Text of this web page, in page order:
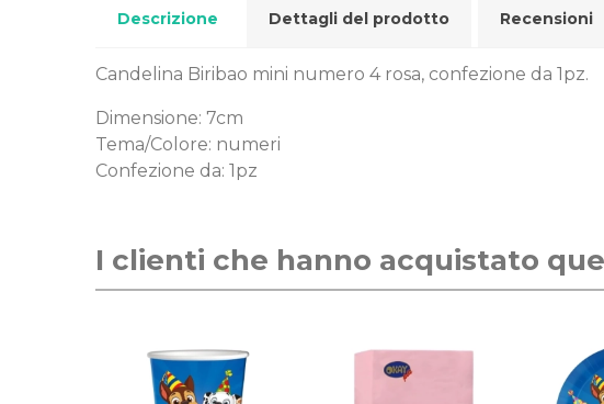
Descrizione Dettagli del prodotto Recensioni
Candelina Biribao mini numero 4 rosa, confezione da 1pz.
Dimensione: 7cm
Tema/Colore: numeri
Confezione da: 1pz
I clienti che hanno acquistato